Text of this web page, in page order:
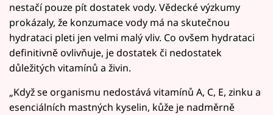
nestačí pouze pít dostatek vody. Vědecké výzkumy
prokázaly, že konzumace vody má na skutečnou
hydrataci pleti jen velmi malý vliv. Co ovšem hydrataci
definitivně ovlivňuje, je dostatek či nedostatek
důležitých vitamínů a živin.
„Když se organismu nedostává vitamínů A, C, E, zinku a
esenciálních mastných kyselin, kůže je nadměrně